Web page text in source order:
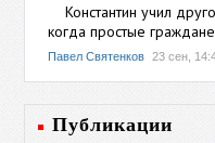
Константин учил
когда простые
Павел Святенков 23 сен,
Публикации